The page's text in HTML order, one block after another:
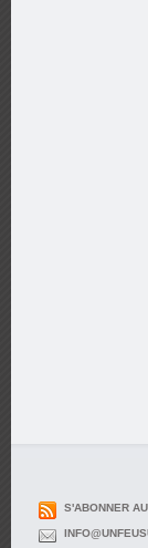
S'ABONNER